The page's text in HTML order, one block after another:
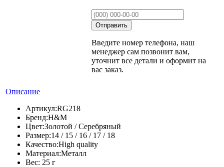
Введите номер телефона, наш
менеджер сам позвонит вам,
уточнит все детали и оформит на
вас заказ.
Описание
Артикул:RG218
Бренд:H&M
Цвет:Золотой / Серебряный
Размер:14 / 15 / 16 / 17 / 18
Качество:High quality
Материал:Металл
Вес: 25 г